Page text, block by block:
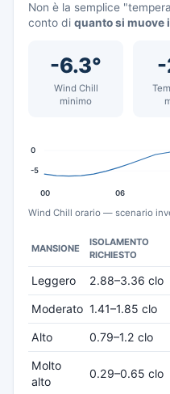
Non è la semplice
conto di quanto si muove
-6.3°
Wind Chill
minimo
-
0
-5
00 06
Wind Chill orario — scenario
MANSIONE
ISOLAMENTO
RICHIESTO
Leggero 2.88–3.36 clo
Moderato 1.41–1.85 clo
Alto 0.79–1.2 clo
Molto
alto
0.29–0.65 clo